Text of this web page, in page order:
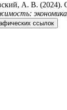
А. В. (2024).
ссылок